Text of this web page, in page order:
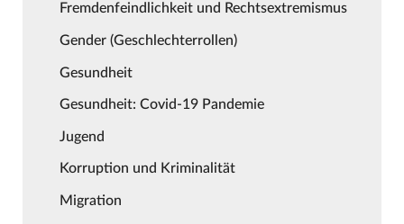
Fremdenfeindlichkeit und Rechtsextremismus
Gender (Geschlechterrollen)
Gesundheit
Gesundheit: Covid-19 Pandemie
Jugend
Korruption und Kriminalität
Migration